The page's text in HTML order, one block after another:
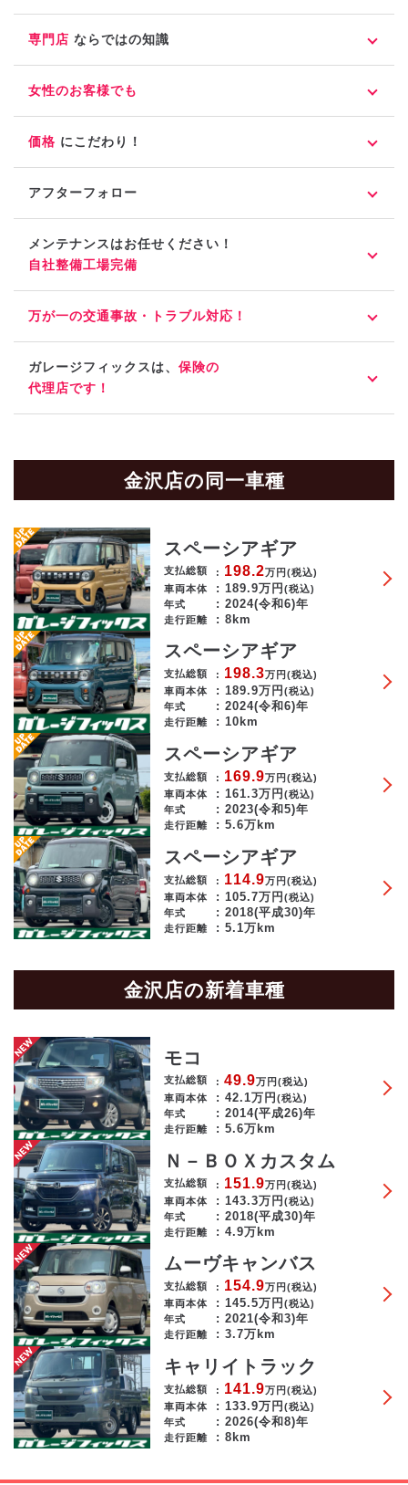
専門店 ならではの知識
女性のお客様でも
価格 にこだわり！
アフターフォロー
メンテナンスはお任せください！
自社整備工場完備
万が一の交通事故・トラブル対応！
ガレージフィックスは、 保険の
代理店です！
金沢店の同一車種
スペーシアギア
支払総額 198.2万円(税込)
車両本体
189.9万円(税込)
年式
2024(令和6)年
走行距離 8km
スペーシアギア
支払総額 198.3万円(税込)
車両本体
189.9万円(税込)
年式
2024(令和6)年
走行距離 10km
スペーシアギア
支払総額 169.9万円(税込)
車両本体
161.3万円(税込)
年式
2023(令和5)年
走行距離 5.6万km
スペーシアギア
支払総額 114.9万円(税込)
車両本体
105.7万円(税込)
年式
2018(平成30)年
走行距離 5.1万km
金沢店の新着車種
モコ
支払総額 49.9万円(税込)
車両本体
42.1万円(税込)
年式
2014(平成26)年
走行距離 5.6万km
Ｎ－ＢＯＸカスタム
支払総額 151.9万円(税込)
車両本体
143.3万円(税込)
年式
2018(平成30)年
走行距離 4.9万km
ムーヴキャンバス
支払総額 154.9万円(税込)
車両本体
145.5万円(税込)
年式
2021(令和3)年
走行距離 3.7万km
キャリイトラック
支払総額 141.9万円(税込)
車両本体
133.9万円(税込)
年式
2026(令和8)年
走行距離 8km